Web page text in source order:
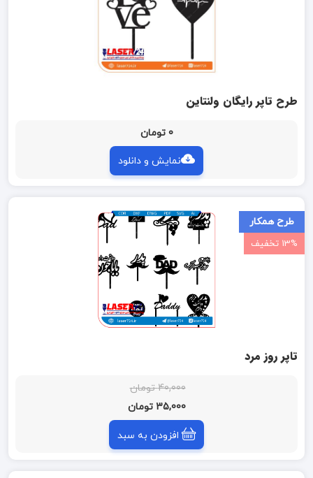
طرح تاپر رایگان ولنتاین
0 تومان
نمایش و دانلود
طرح همکار
13% تخفیف
تاپر روز مرد
40,000 تومان
35,000 تومان
افزودن به سبد